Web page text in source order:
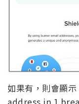
如果有，則會顯